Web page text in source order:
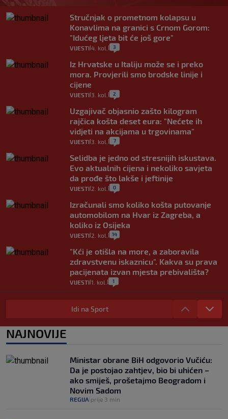
Stručnjak o prometnom kolapsu u
Konavlima na granici s Crnom Gorom:
"Idućeg ljeta bit će još gore"
VIJESTI 4. kol. 3
Iz Hrvatske u Italiju može se i preko
mora. Provjerili smo brodske linije i
cijene
VIJESTI 3. kol. 2
Uzgajivač objasnio zašto kilogram
rajčica košta deset eura: "Nećete ih
vidjeti na akcijama u trgovinama"
VIJESTI 3. kol. 7
Selidba je jedno od stresnijih iskustava.
Evo aktualnih cijena i nekoliko savjeta
da prođe što lakše i jeftinije
VIJESTI 2. kol. 0
Izračunali smo koliko košta putovanje
automobilom na Hvar iz Zagreba, a
koliko iz Osijeka
VIJESTI 2. kol. 14
"Kći je otišla na more, a zaboravila
zdravstvenu iskaznicu". Kakva su prava
pacijenata izvan mjesta prebivališta?
VIJESTI 1. kol. 1
Provjerili smo "što ćemo onda" ako
Plenković na 15 dana ukine mjere: "Ne bi
se dogodilo ništa. Vlada se zaljubila u te
intervencije"
Analitičar o Mostu: Oni su u yin-yang
poziciji i imaju drugog najpoznatijeg
bravara u povijesti Hrvatske
30. srp. 16
Idi na Sport
NAJNOVIJE
Ministar obrane BiH odgovorio Vučiću:
Da je postojao zahtjev, bio bi uhićen –
ako smiješ, prošetajmo Beogradom i
Novim Sadom
REGIJA prije 3 min